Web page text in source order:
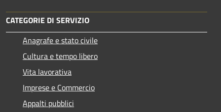
CATEGORIE DI SERVIZIO
Anagrafe e stato civile
Cultura e tempo libero
Vita lavorativa
Imprese e Commercio
Appalti pubblici